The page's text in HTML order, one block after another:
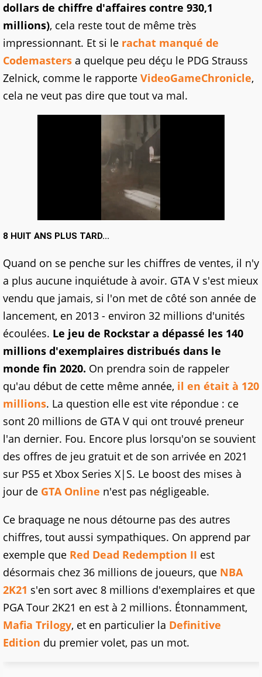
dollars de chiffre d'affaires contre 930,1
millions), cela reste tout de même très
impressionnant. Et si le rachat manqué de
Codemasters a quelque peu déçu le PDG Strauss
Zelnick, comme le rapporte VideoGameChronicle,
cela ne veut pas dire que tout va mal.
8 HUIT ANS PLUS TARD...
Quand on se penche sur les chiffres de ventes, il n'y
a plus aucune inquiétude à avoir. GTA V s'est mieux
vendu que jamais, si l'on met de côté son année de
lancement, en 2013 - environ 32 millions d'unités
écoulées. Le jeu de Rockstar a dépassé les 140
millions d'exemplaires distribués dans le
monde fin 2020. On prendra soin de rappeler
qu'au début de cette même année, il en était à 120
millions. La question elle est vite répondue : ce
sont 20 millions de GTA V qui ont trouvé preneur
l'an dernier. Fou. Encore plus lorsqu'on se souvient
des offres de jeu gratuit et de son arrivée en 2021
sur PS5 et Xbox Series X|S. Le boost des mises à
jour de GTA Online n'est pas négligeable.
Ce braquage ne nous détourne pas des autres
chiffres, tout aussi sympathiques. On apprend par
exemple que Red Dead Redemption II est
désormais chez 36 millions de joueurs, que NBA
2K21 s'en sort avec 8 millions d'exemplaires et que
PGA Tour 2K21 en est à 2 millions. Étonnamment,
Mafia Trilogy, et en particulier la Definitive
Edition du premier volet, pas un mot.